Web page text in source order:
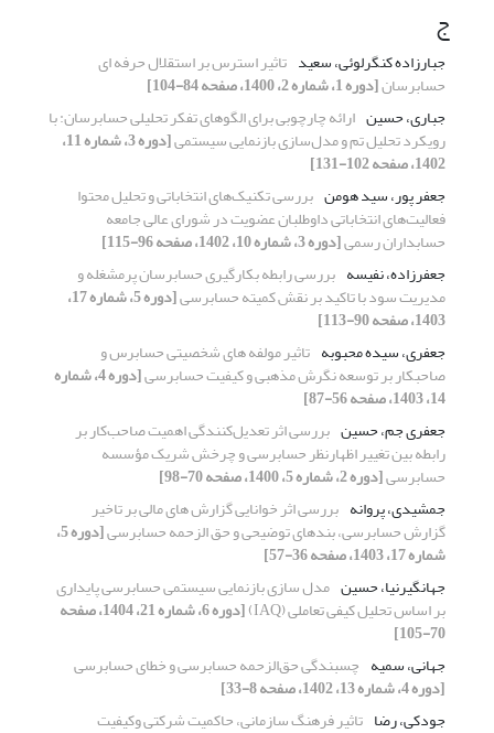
ج
جبارزاده کنگرلوئی، سعید تاثیر استرس بر استقلال حرفه ای
حسابرسان[دوره 1، شماره 2، 1400، صفحه 84-104]
جباری، حسین ارائه چارچوبی برای الگوهای تفکر تحلیلی حسابرسان: با
رویکرد تحلیل تم و مدل‌سازی بازنمایی سیستمی [دوره 3، شماره 11،
1402، صفحه 102-131]
جعفر پور، سید هومن بررسی تکنیک‌های انتخاباتی و تحلیل محتوا
فعالیت‌های انتخاباتی داوطلبان عضویت در شورای عالی جامعه
حسابداران رسمی[دوره 3، شماره 10، 1402، صفحه 96-115]
جعفرزاده، نفیسه بررسی رابطه بکارگیری حسابرسان پرمشغله و
مدیریت سود با تاکید بر نقش کمیته حسابرسی [دوره 5، شماره 17،
1403، صفحه 90-113]
جعفری، سیده محبوبه تاثیر مولفه های شخصیتی حسابرس و
صاحبکار بر توسعه نگرش مذهبی و کیفیت حسابرسی [دوره 4، شماره
14، 1403، صفحه 56-87]
جعفری جم، حسین بررسی اثر تعدیل‌کنندگی اهمیت صاحب‌کار بر
رابطه بین تغییر اظهارنظر حسابرسی و چرخش شریک مؤسسه
حسابرسی[دوره 2، شماره 5، 1400، صفحه 70-98]
جمشیدی، پروانه بررسی اثر خوانایی گزارش های مالی بر تاخیر
گزارش حسابرسی، بندهای توضیحی و حق الزحمه حسابرسی [دوره 5،
شماره 17، 1403، صفحه 36-57]
جهانگیرنیا، حسین مدل سازی بازنمایی سیستمی حسابرسی پایداری
بر اساس تحلیل کیفی تعاملی (IAQ) [دوره 6، شماره 21، 1404، صفحه
70-105]
جهانی، سمیه چسبندگی حق‌الزحمه حسابرسی و خطای حسابرسی
[دوره 4، شماره 13، 1402، صفحه 8-33]
جودکی، رضا تاثیر فرهنگ سازمانی، حاکمیت شرکتی وکیفیت